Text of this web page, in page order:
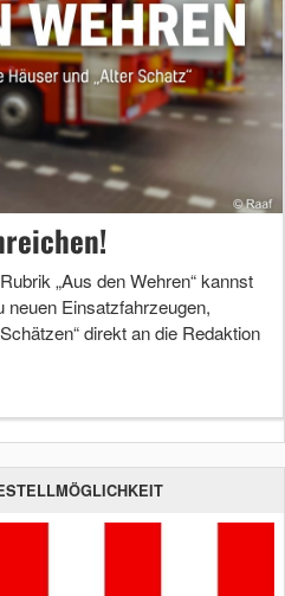
„Aus den Wehren“ kannst
neuen Einsatzfahrzeugen,
direkt an die Redaktion